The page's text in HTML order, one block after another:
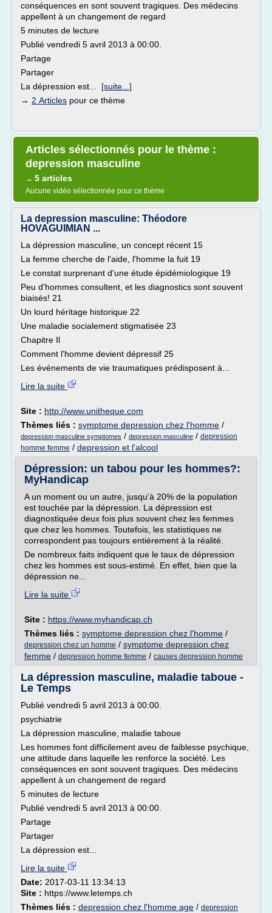
conséquences en sont souvent tragiques. Des médecins
appellent à un changement de regard
5 minutes de lecture
Publié vendredi 5 avril 2013 à 00:00.
Partage
Partager
La dépression est... [suite...]
→ 2 Articles pour ce thème
Articles sélectionnés pour le thème :
depression masculine
→ 5 articles
Aucune vidéo sélectionnée pour ce thème
La depression masculine: Théodore
HOVAGUIMIAN ...
La dépression masculine, un concept récent 15
La femme cherche de l'aide, l'homme la fuit 19
Le constat surprenant d'une étude épidémiologique 19
Peu d'hommes consultent, et les diagnostics sont souvent
biaisés! 21
Un lourd héritage historique 22
Une maladie socialement stigmatisée 23
Chapitre Il
Comment l'homme devient dépressif 25
Les événements de vie traumatiques prédisposent à...
Lire la suite
Site : http://www.unitheque.com
Thèmes liés : symptome depression chez l'homme /
depression masculine symptomes / depression masculine / depression
homme femme / depression et l'alcool
Dépression: un tabou pour les hommes?:
MyHandicap
A un moment ou un autre, jusqu'à 20% de la population
est touchée par la dépression. La dépression est
diagnostiquée deux fois plus souvent chez les femmes
que chez les hommes. Toutefois, les statistiques ne
correspondent pas toujours entièrement à la réalité.
De nombreux faits indiquent que le taux de dépression
chez les hommes est sous-estimé. En effet, bien que la
dépression ne...
Lire la suite
Site : https://www.myhandicap.ch
Thèmes liés : symptome depression chez l'homme /
depression chez un homme / symptome depression chez
femme / depression homme femme / causes depression homme
La dépression masculine, maladie taboue -
Le Temps
Publié vendredi 5 avril 2013 à 00:00.
psychiatrie
La dépression masculine, maladie taboue
Les hommes font difficilement aveu de faiblesse psychique,
une attitude dans laquelle les renforce la société. Les
conséquences en sont souvent tragiques. Des médecins
appellent à un changement de regard
5 minutes de lecture
Publié vendredi 5 avril 2013 à 00:00.
Partage
Partager
La dépression est...
Lire la suite
Date: 2017-03-11 13:34:13
Site : https://www.letemps.ch
Thèmes liés : depression chez l'homme age / depression